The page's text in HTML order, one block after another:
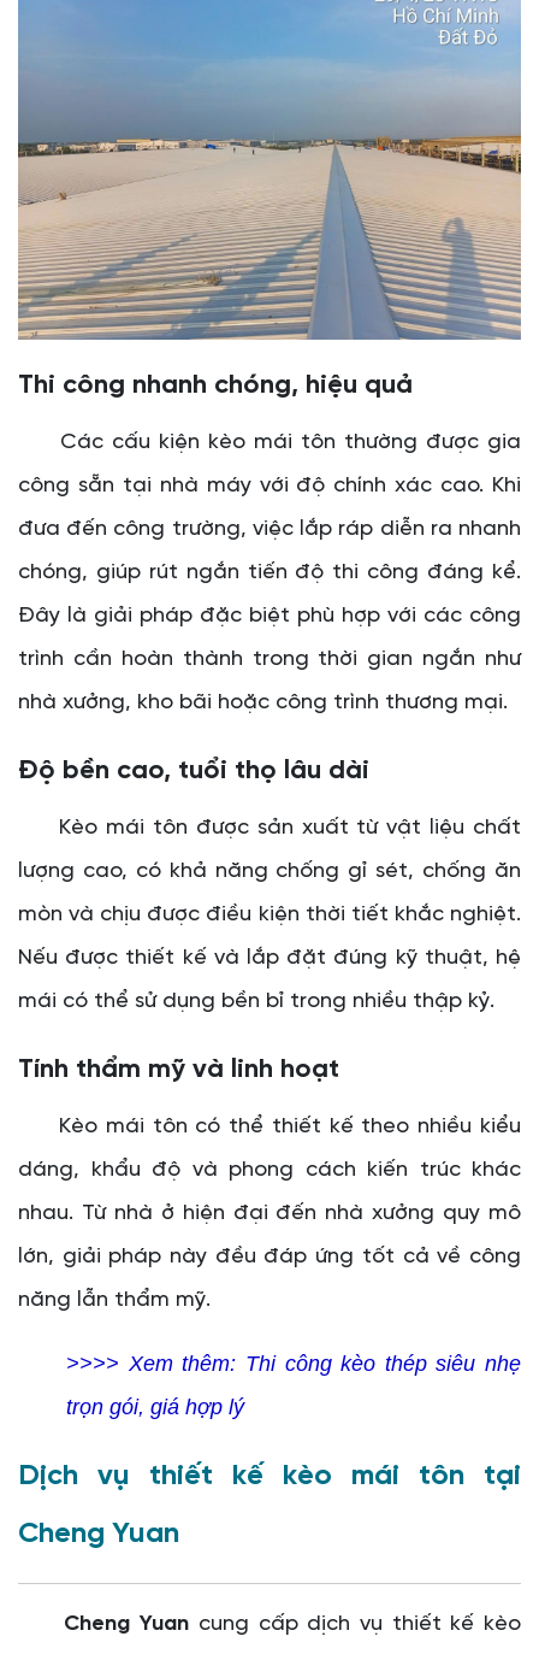
Thi công nhanh chóng, hiệu quả
Các cấu kiện kèo mái tôn thường được gia
công sẵn tại nhà máy với độ chính xác cao. Khi
đưa đến công trường, việc lắp ráp diễn ra nhanh
chóng, giúp rút ngắn tiến độ thi công đáng kể.
Đây là giải pháp đặc biệt phù hợp với các công
trình cần hoàn thành trong thời gian ngắn như
nhà xưởng, kho bãi hoặc công trình thương mại.
Độ bền cao, tuổi thọ lâu dài
Kèo mái tôn được sản xuất từ vật liệu chất
lượng cao, có khả năng chống gỉ sét, chống ăn
mòn và chịu được điều kiện thời tiết khắc nghiệt.
Nếu được thiết kế và lắp đặt đúng kỹ thuật, hệ
mái có thể sử dụng bền bỉ trong nhiều thập kỷ.
Tính thẩm mỹ và linh hoạt
Kèo mái tôn có thể thiết kế theo nhiều kiểu
dáng, khẩu độ và phong cách kiến trúc khác
nhau. Từ nhà ở hiện đại đến nhà xưởng quy mô
lớn, giải pháp này đều đáp ứng tốt cả về công
năng lẫn thẩm mỹ.
>>>> Xem thêm: Thi công kèo thép siêu nhẹ
trọn gói, giá hợp lý
Dịch vụ thiết kế kèo mái tôn tại
Cheng Yuan
Cheng Yuan cung cấp dịch vụ thiết kế kèo